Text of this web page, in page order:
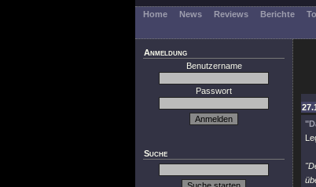
Home News Reviews Berichte
Anmeldung
Benutzername
Passwort
Suche